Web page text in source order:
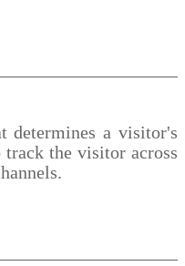
determines a visitor's
track the visitor across